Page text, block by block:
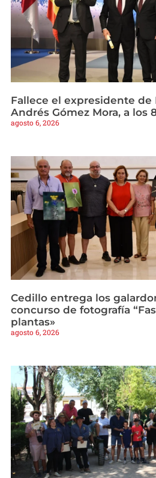
Fallece el expresidente de
Andrés Gómez Mora, a los
agosto 6, 2026
Cedillo entrega los
concurso de fotografía
plantas»
agosto 6, 2026